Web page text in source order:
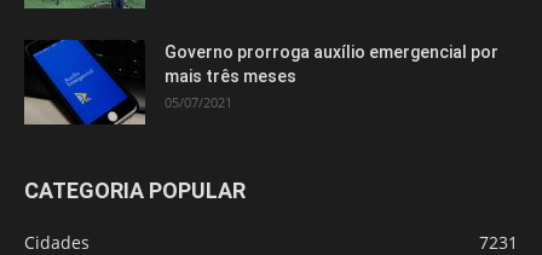
Governo prorroga auxílio emergencial por
mais três meses
05/07/2021
CATEGORIA POPULAR
Cidades
7231